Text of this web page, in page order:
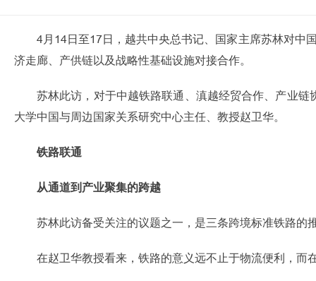
4月14日至17日，越共中央总书记、国家主席苏林对中
济走廊、产供链以及战略性基础设施对接合作。
苏林此访，对于中越铁路联通、滇越经贸合作、产业
大学中国与周边国家关系研究中心主任、教授赵卫华。
铁路联通
从通道到产业聚集的跨越
苏林此访备受关注的议题之一，是三条跨境标准铁路的
在赵卫华教授看来，铁路的意义远不止于物流便利，而